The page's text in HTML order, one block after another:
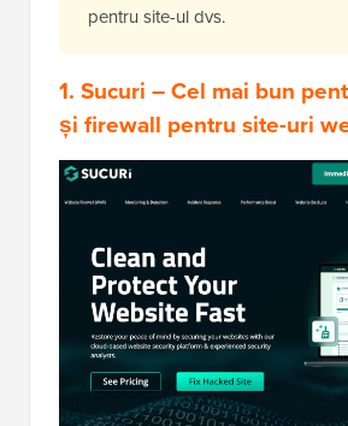
pentru site-ul dvs.
1. Sucuri – Cel mai bun
și firewall pentru site-uri